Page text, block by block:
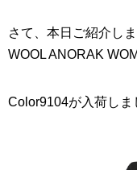
さて、本日ご紹介し
WOOL ANORAK
Color9104が入荷しま